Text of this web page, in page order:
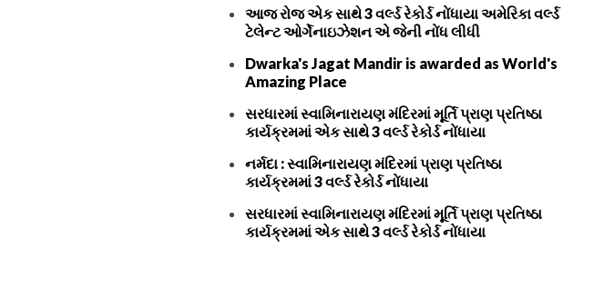
આજ રોજ એક સાથે 3 વર્લ્ડ રેકોર્ડ નોંધાયા અમેરિકા વર્લ્ડ
ટેલેન્ટ ઓર્ગેનાઇઝેશન એ જેની નોંધ લીધી
Dwarka's Jagat Mandir is awarded as World's
Amazing Place
સરધારમાં સ્વામિનારાયણ મંદિરમાં મૂર્તિ પ્રાણ પ્રતિષ્ઠા
કાર્યક્રમમાં એક સાથે 3 વર્લ્ડ રેકોર્ડ નોંધાયા
નર્મદા : સ્વામિનારાયણ મંદિરમાં પ્રાણ પ્રતિષ્ઠા
કાર્યક્રમમાં 3 વર્લ્ડ રેકોર્ડ નોંધાયા
સરધારમાં સ્વામિનારાયણ મંદિરમાં મૂર્તિ પ્રાણ પ્રતિષ્ઠા
કાર્યક્રમમાં એક સાથે 3 વર્લ્ડ રેકોર્ડ નોંધાયા